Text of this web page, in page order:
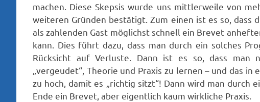
machen. Diese Skepsis wurde uns mittlerweile von
weiteren Gründen bestätigt. Zum einen ist es so, dass
als zahlenden Gast möglichst schnell ein Brevet
kann. Dies führt dazu, dass man durch ein solches
Rücksicht auf Verluste. Dann ist es so, dass man
„vergeudet“, Theorie und Praxis zu lernen – und das
zu hoch, damit es „richtig sitzt“! Dann wird man durch
Ende ein Brevet, aber eigentlich kaum wirkliche Praxis.